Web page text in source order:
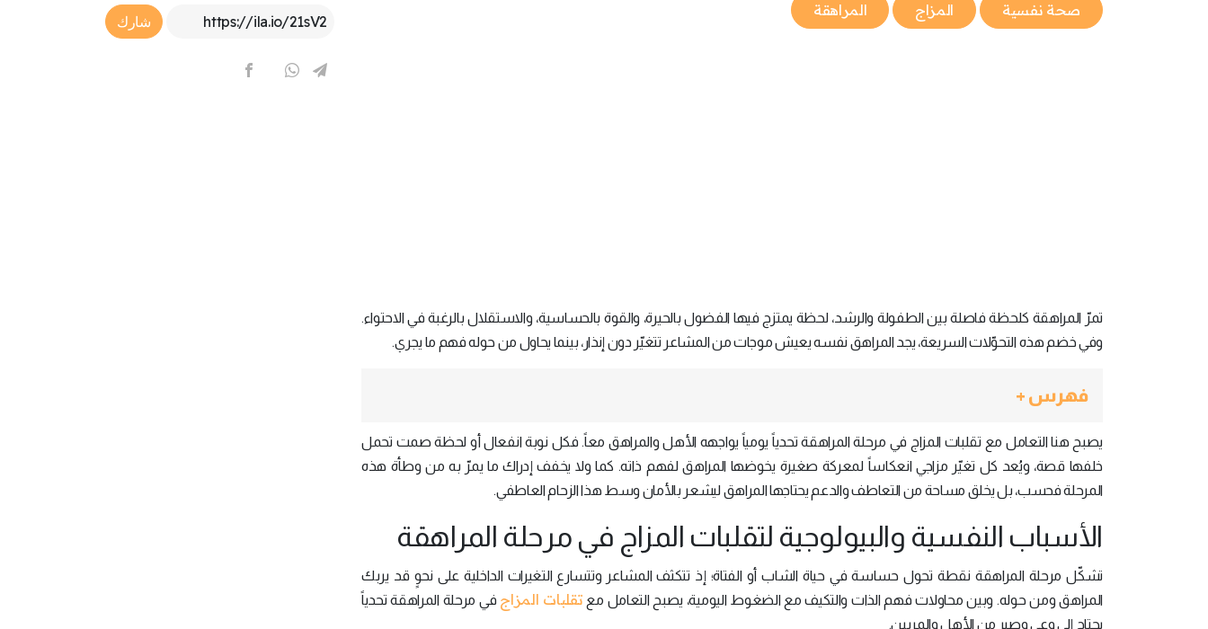
صحة نفسية المزاج المراهقة
تمرّ المراهقة كلحظة فاصلة بين الطفولة والرشد، لحظة يمتزج فيها الفضول بالحيرة، والقوة بالحساسية، والاستقلال بالرغبة في الاحتواء.
وفي خضم هذه التحوّلات السريعة، يجد المراهق نفسه يعيش موجات من المشاعر تتغيّر دون إنذار، بينما يحاول من حوله فهم ما يجري.
Article Link
شارك
فهرس +
يصبح هنا التعامل مع تقلبات المزاج في مرحلة المراهقة تحدياً يومياً يواجهه الأهل والمراهق معاً. فكل نوبة انفعال أو لحظة صمت تحمل
خلفها قصة، ويُعد كل تغيّر مزاجي انعكاساً لمعركة صغيرة يخوضها المراهق لفهم ذاته. كما ولا يخفف إدراك ما يمرّ به من وطأة هذه
المرحلة فحسب، بل يخلق مساحة من التعاطف والدعم يحتاجها المراهق ليشعر بالأمان وسط هذا الزحام العاطفي.
الأسباب النفسية والبيولوجية لتقلبات المزاج في مرحلة المراهقة
تشكّل مرحلة المراهقة نقطة تحول حساسة في حياة الشاب أو الفتاة؛ إذ تتكثف المشاعر وتتسارع التغيرات الداخلية على نحوٍ قد يربك
المراهق ومن حوله. وبين محاولات فهم الذات والتكيف مع الضغوط اليومية، يصبح التعامل مع تقلبات المزاج في مرحلة المراهقة تحدياً
يحتاج إلى وعي وصبر من الأهل والمربين.